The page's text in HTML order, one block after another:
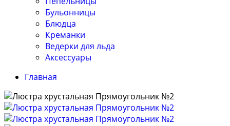
Бульонницы
Блюдца
Креманки
Ведерки для льда
Аксессуары
Главная